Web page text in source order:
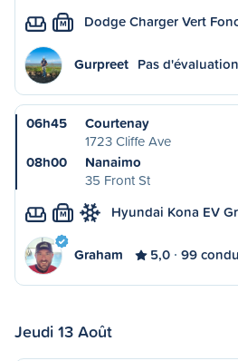
M Dodge Charger Vert
Gurpreet Pas
06h45
Courtenay
1723 Cliffe Ave
08h00
Nanaimo
35 Front St
M Hyundai Kona EV
Graham 5,0 99
Jeudi 13 Août